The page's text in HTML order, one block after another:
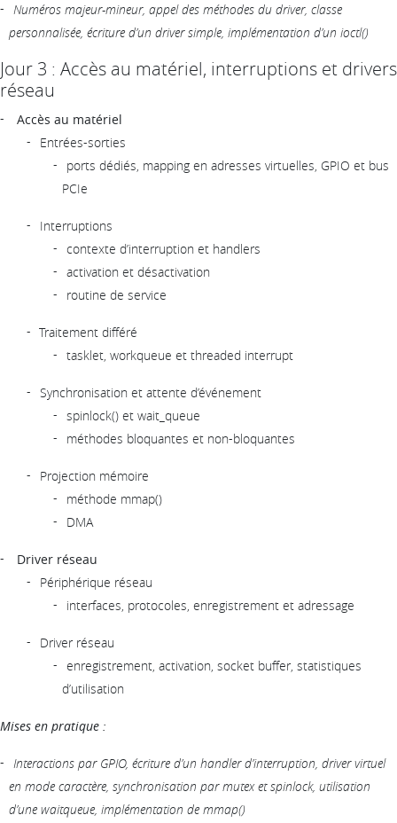
Numéros majeur-mineur, appel des méthodes du driver, classe
personnalisée, écriture d’un driver simple, implémentation d’un ioctl()
Jour 3 : Accès au matériel, interruptions et drivers
réseau
Accès au matériel
Entrées-sorties
ports dédiés, mapping en adresses virtuelles, GPIO et bus
PCIe
Interruptions
contexte d’interruption et handlers
activation et désactivation
routine de service
Traitement différé
tasklet, workqueue et threaded interrupt
Synchronisation et attente d’événement
spinlock() et wait_queue
méthodes bloquantes et non-bloquantes
Projection mémoire
méthode mmap()
DMA
Driver réseau
Périphérique réseau
interfaces, protocoles, enregistrement et adressage
Driver réseau
enregistrement, activation, socket buffer, statistiques
d’utilisation
Mises en pratique :
Interactions par GPIO, écriture d’un handler d’interruption, driver virtuel
en mode caractère, synchronisation par mutex et spinlock, utilisation
d’une waitqueue, implémentation de mmap()